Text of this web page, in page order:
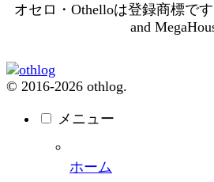
オセロ・Othelloは登録商標で
and
© 2016-2026 othlog.
メニュー
ホーム